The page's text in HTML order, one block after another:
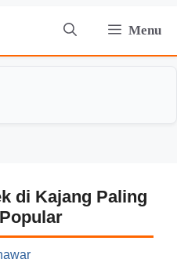
Menu
di Kajang Paling